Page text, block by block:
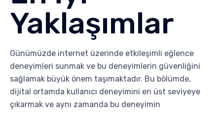
Yaklaşımlar
Günümüzde internet üzerinde etkileşimli eğlence
deneyimleri sunmak ve bu deneyimlerin güvenliğini
sağlamak büyük önem taşımaktadır. Bu bölümde,
dijital ortamda kullanıcı deneyimini en üst seviyeye
çıkarmak ve aynı zamanda bu deneyimin